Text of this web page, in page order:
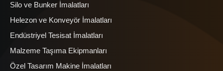
Silo ve Bunker İmalatları
Helezon ve Konveyör İmalatları
Endüstriyel Tesisat İmalatları
Malzeme Taşıma Ekipmanları
Özel Tasarım Makine İmalatları